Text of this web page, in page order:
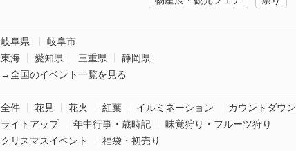
岐阜県
岐阜市
東海
愛知県 三重県
静岡県
→全国のイベント一覧を見る
全件 花見 花火 紅葉 イルミネーション カウントダウン
ライトアップ
年中行事・歳時記
味覚狩り・フルーツ狩り
クリスマスイベント
福袋・初売り